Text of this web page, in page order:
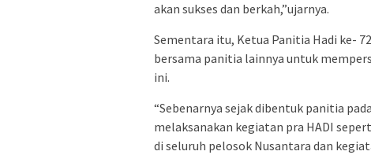
akan sukses dan berkah,”ujarnya.
Sementara itu, Ketua Panitia Hadi ke-
bersama panitia lainnya untuk
ini.
“Sebenarnya sejak dibentuk panitia
melaksanakan kegiatan pra HADI
di seluruh pelosok Nusantara dan